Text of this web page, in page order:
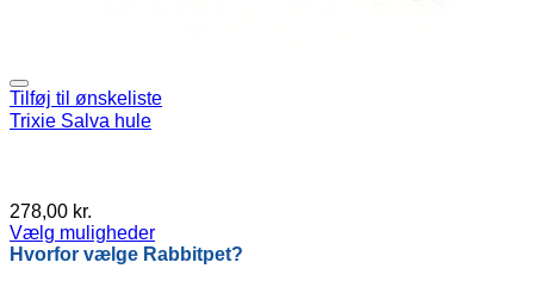
Tilføj til ønskeliste
Trixie Salva hule
278,00 kr.
Vælg muligheder
Dette
Hvorfor vælge Rabbitpet?